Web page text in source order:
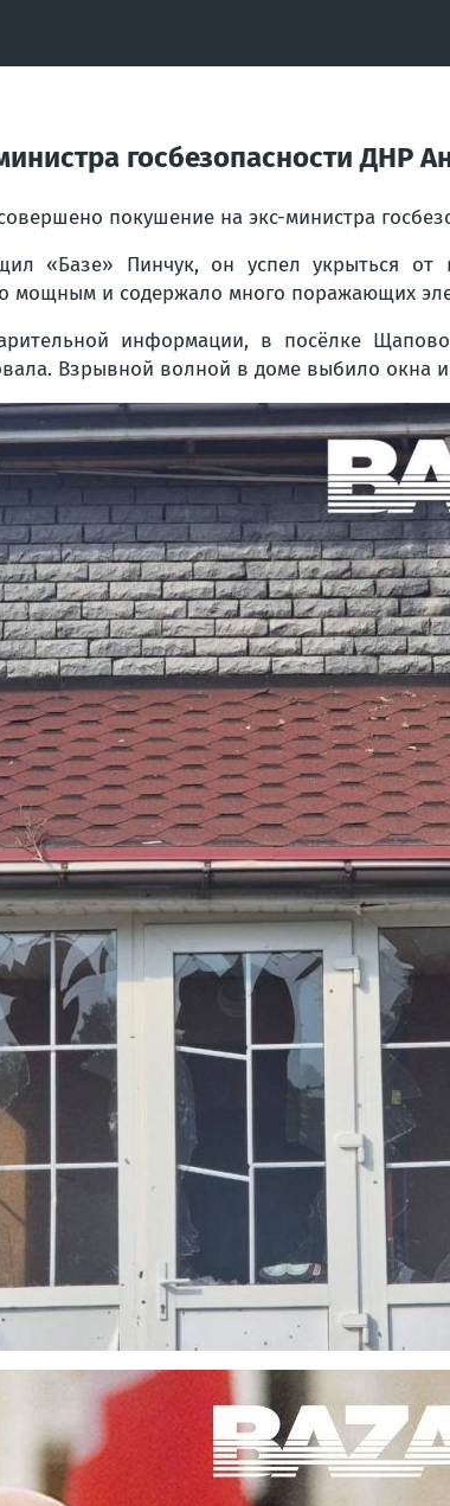
госбезопасности ДНР
покушение на экс-министра
«Базе» Пинчук, он успел укрыться
мощным и содержало много поражающих
информации, в посёлке
Взрывной волной в доме выбило окна